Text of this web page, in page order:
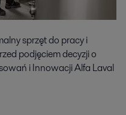
sprzęt do pracy i
podjęciem decyzji o
i Innowacji Alfa Laval